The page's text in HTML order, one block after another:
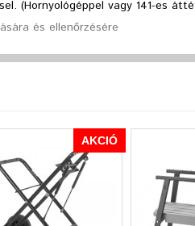
(Hornyológéppel vagy 141-es
és ellenőrzésére
AKCIÓ